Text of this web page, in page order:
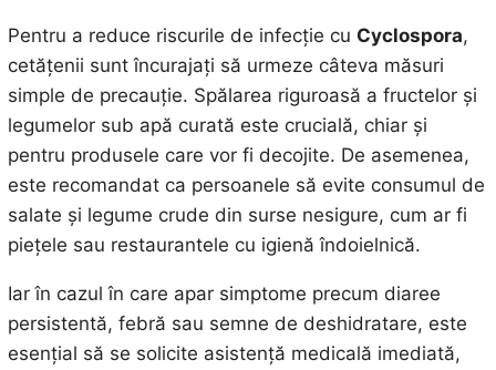
Pentru a reduce riscurile de infecție cu Cyclospora,
cetățenii sunt încurajați să urmeze câteva măsuri
simple de precauție. Spălarea riguroasă a fructelor și
legumelor sub apă curată este crucială, chiar și
pentru produsele care vor fi decojite. De asemenea,
este recomandat ca persoanele să evite consumul de
salate și legume crude din surse nesigure, cum ar fi
piețele sau restaurantele cu igienă îndoielnică.
Iar în cazul în care apar simptome precum diaree
persistentă, febră sau semne de deshidratare, este
esențial să se solicite asistență medicală imediată,